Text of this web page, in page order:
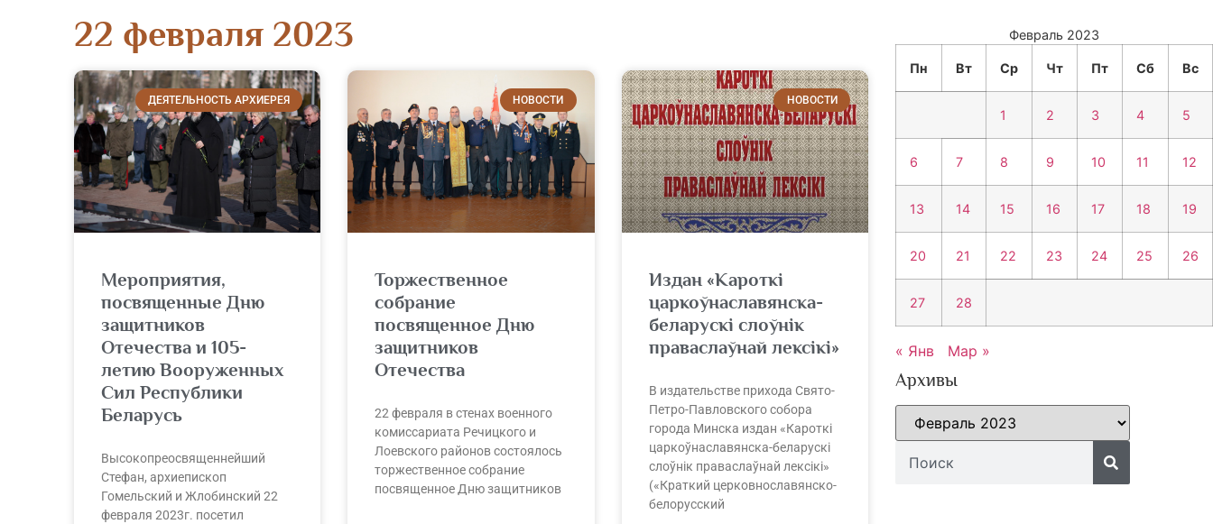
22 февраля 2023
ДЕЯТЕЛЬНОСТЬ АРХИЕРЕЯ
Мероприятия,
посвященные Дню
защитников
Отечества и 105-
летию Вооруженных
Сил Республики
Беларусь
Высокопреосвященнейший
Стефан, архиепископ
Гомельский и Жлобинский 22
февраля 2023г. посетил
НОВОСТИ
Торжественное
собрание
посвященное Дню
защитников
Отечества
22 февраля в стенах военного
комиссариата Речицкого и
Лоевского районов состоялось
торжественное собрание
посвященное Дню защитников
НОВОСТИ
Издан «Кароткі
царкоўнаславянска-
беларускі слоўнік
праваслаўнай лексікі»
В издательстве прихода Свято-
Петро-Павловского собора
города Минска издан «Кароткі
царкоўнаславянска-беларускі
слоўнік праваслаўнай лексікі»
(«Краткий церковнославянско-
белорусский
Февраль 2023
Пн Вт Ср Чт Пт Сб Вс
1 2 3 4 5
6 7 8 9 10 11 12
13 14 15 16 17 18 19
20 21 22 23 24 25 26
27 28
« Янв Мар »
Архивы